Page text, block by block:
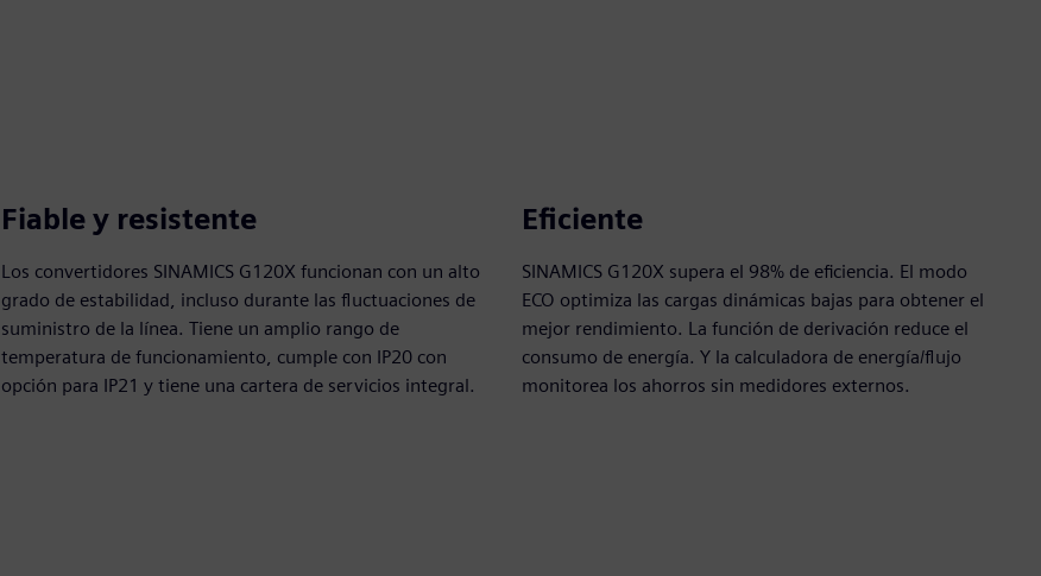
Fiable y resistente
Los convertidores SINAMICS G120X funcionan con un alto
grado de estabilidad, incluso durante las fluctuaciones de
suministro de la línea. Tiene un amplio rango de
temperatura de funcionamiento, cumple con IP20 con
opción para IP21 y tiene una cartera de servicios integral.
Eficiente
SINAMICS G120X supera el 98% de eficiencia. El modo
ECO optimiza las cargas dinámicas bajas para obtener el
mejor rendimiento. La función de derivación reduce el
consumo de energía. Y la calculadora de energía/flujo
monitorea los ahorros sin medidores externos.